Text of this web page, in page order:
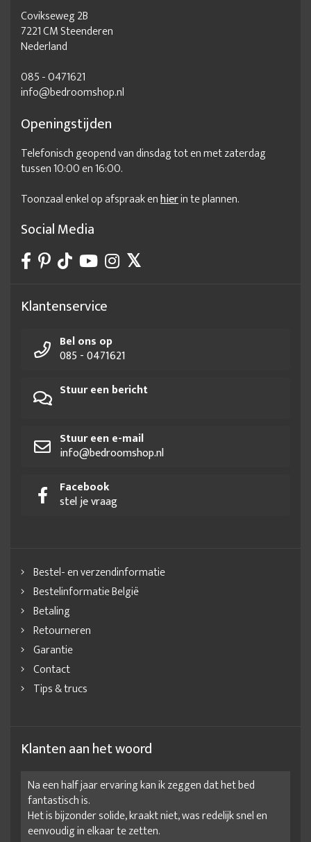
Covikseweg 2B
7221 CM Steenderen
Nederland
085 - 0471621
info@bedroomshop.nl
Openingstijden
Telefonisch geopend van dinsdag tot en met zaterdag
tussen 10:00 en 16:00.
Toonzaal enkel op afspraak enhierin te plannen.
Social Media
Klantenservice
Bel ons op
085 - 0471621
Stuur een bericht
Stuur een e-mail
info@bedroomshop.nl
Facebook
stel je vraag
Bestel- en verzendinformatie
Bestelinformatie België
Betaling
Retourneren
Garantie
Contact
Tips & trucs
Klanten aan het woord
Na een half jaar ervaring kan ik zeggen dat het bed
fantastisch is.
Het is bijzonder solide, kraakt niet, was redelijk snel en
eenvoudig in elkaar te zetten.